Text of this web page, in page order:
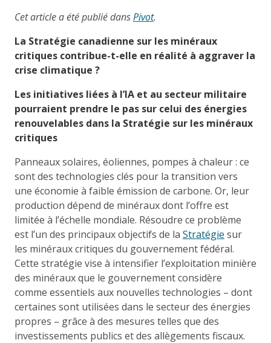
Cet article a été publié dansPivot.
La Stratégie canadienne sur les minéraux
critiques contribue-t-elle en réalité à aggraver la
crise climatique ?
Les initiatives liées à l’IA et au secteur militaire
pourraient prendre le pas sur celui des énergies
renouvelables dans la Stratégie sur les minéraux
critiques
Panneaux solaires, éoliennes, pompes à chaleur : ce
sont des technologies clés pour la transition vers
une économie à faible émission de carbone. Or, leur
production dépend de minéraux dont l’offre est
limitée à l’échelle mondiale. Résoudre ce problème
est l’un des principaux objectifs de la Stratégie sur
les minéraux critiques du gouvernement fédéral.
Cette stratégie vise à intensifier l’exploitation minière
des minéraux que le gouvernement considère
comme essentiels aux nouvelles technologies – dont
certaines sont utilisées dans le secteur des énergies
propres – grâce à des mesures telles que des
investissements publics et des allègements fiscaux.